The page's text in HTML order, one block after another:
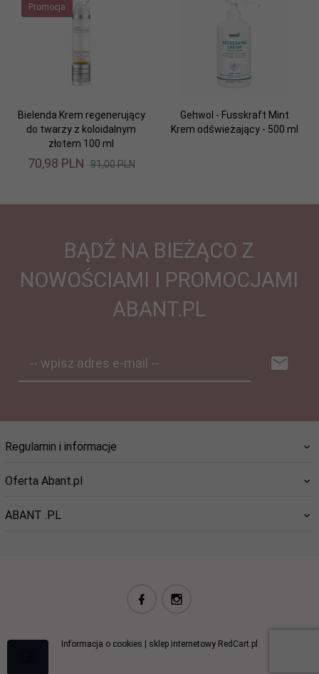
Promocja
Bielenda Krem regenerujący
do twarzy z koloidalnym
złotem 100 ml
70,98 PLN 91,00 PLN
Gehwol - Fusskraft Mint
Krem odświeżający - 500 ml
BĄDŹ NA BIEŻĄCO Z
NOWOŚCIAMI I PROMOCJAMI
ABANT.PL
-- wpisz adres e-mail --
Regulamin i informacje
Oferta Abant.pl
ABANT .PL
Informacja o cookies | sklep internetowy RedCart.pl